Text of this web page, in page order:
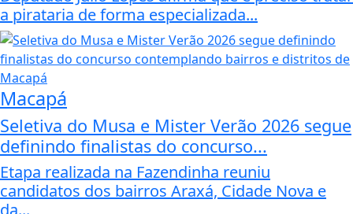
a pirataria de forma especializada...
Macapá
Seletiva do Musa e Mister Verão 2026 segue
definindo finalistas do concurso...
Etapa realizada na Fazendinha reuniu
candidatos dos bairros Araxá, Cidade Nova e